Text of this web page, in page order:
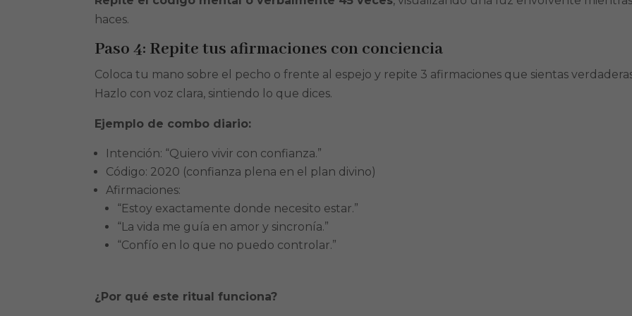
haces.
Paso 4: Repite tus afirmaciones con conciencia
Coloca tu mano sobre el pecho o frente al espejo y repite 3 afirmaciones que sientas
Hazlo con voz clara, sintiendo lo que dices.
Ejemplo de combo diario:
Intención: “Quiero vivir con confianza.”
Código: 2020 (confianza plena en el plan divino)
Afirmaciones:
“Estoy exactamente donde necesito estar.”
“La vida me guía en amor y sincronía.”
“Confío en lo que no puedo controlar.”
¿Por qué este ritual funciona?